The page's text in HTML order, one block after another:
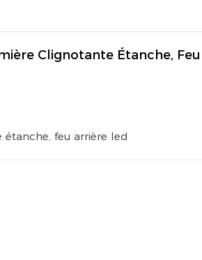
Clignotante Étanche, Feu
feu arrière led